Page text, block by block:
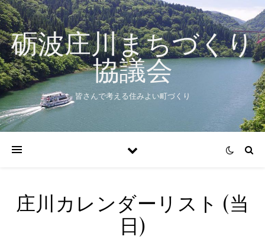
砺波庄川まちづくり
協議会
皆さんで考える住みよい町づくり
庄川カレンダーリスト (当
日)